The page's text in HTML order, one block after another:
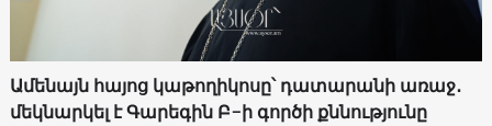
Ամենայն հայոց կաթողիկոսը՝ դատարանի առաջ․
մեկնարկել է Գարեգին Բ-ի գործի քննությունը